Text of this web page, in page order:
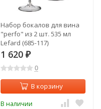
Набор бокалов для вина
"perfo" из 2 шт. 535 мл
Lefard (685-117)
1 620 ₽
0
В корзину
В наличии